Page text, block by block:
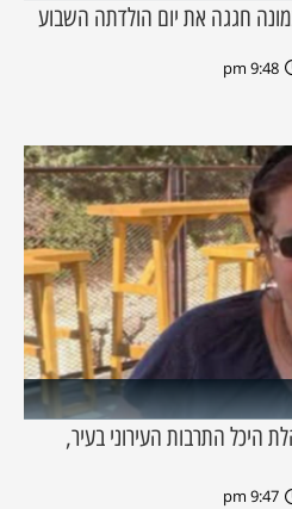
חגגה את יום הולדתה השבוע
9:48 pm
היכל התרבות העירוני בעיר,
9:47 pm